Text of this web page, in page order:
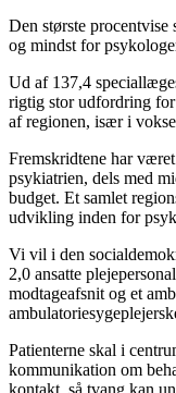
Den største
og mindst for
Ud af 137,4
rigtig stor udfordring
af regionen, især i
Fremskridtene har
psykiatrien, dels med
budget. Et samlet
udvikling inden for
Vi vil i den
2,0 ansatte
modtageafsnit og et
Patienterne skal i
kommunikation om